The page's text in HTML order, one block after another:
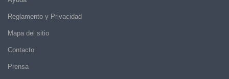
Reglamento y Privacidad
Mapa del sitio
Contacto
Prensa